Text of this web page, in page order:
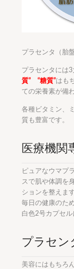
プラセンタ（胎
プラセンタには
質” “糖質”はも
ての栄養素が備
各種ビタミン、
質も豊富です。
医療機関
ピュアなウマプ
スで肌や体調を
ションを整えます
毎日の健康のた
白色2号カプセル
プラセン
美容にはもちろ